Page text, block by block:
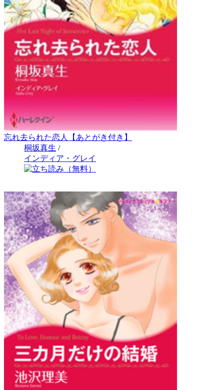
忘れ去られた恋人【あとがき付き】
桐坂真生 /
インディア・グレイ